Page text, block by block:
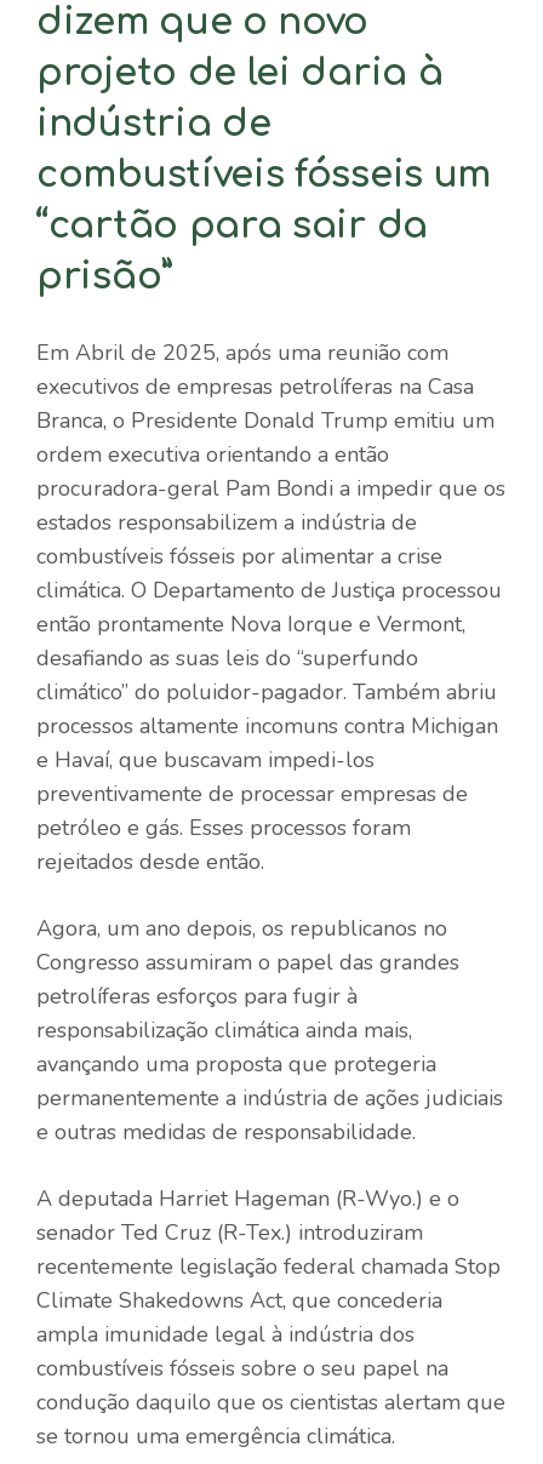
dizem que o novo
projeto de lei daria à
indústria de
combustíveis fósseis um
“cartão para sair da
prisão”
Em Abril de 2025, após uma reunião com
executivos de empresas petrolíferas na Casa
Branca, o Presidente Donald Trump emitiu um
ordem executiva orientando a então
procuradora-geral Pam Bondi a impedir que os
estados responsabilizem a indústria de
combustíveis fósseis por alimentar a crise
climática. O Departamento de Justiça processou
então prontamente Nova Iorque e Vermont,
desafiando as suas leis do “superfundo
climático” do poluidor-pagador. Também abriu
processos altamente incomuns contra Michigan
e Havaí, que buscavam impedi-los
preventivamente de processar empresas de
petróleo e gás. Esses processos foram
rejeitados desde então.
Agora, um ano depois, os republicanos no
Congresso assumiram o papel das grandes
petrolíferas esforços para fugir à
responsabilização climática ainda mais,
avançando uma proposta que protegeria
permanentemente a indústria de ações judiciais
e outras medidas de responsabilidade.
A deputada Harriet Hageman (R-Wyo.) e o
senador Ted Cruz (R-Tex.) introduziram
recentemente legislação federal chamada Stop
Climate Shakedowns Act, que concederia
ampla imunidade legal à indústria dos
combustíveis fósseis sobre o seu papel na
condução daquilo que os cientistas alertam que
se tornou uma emergência climática.